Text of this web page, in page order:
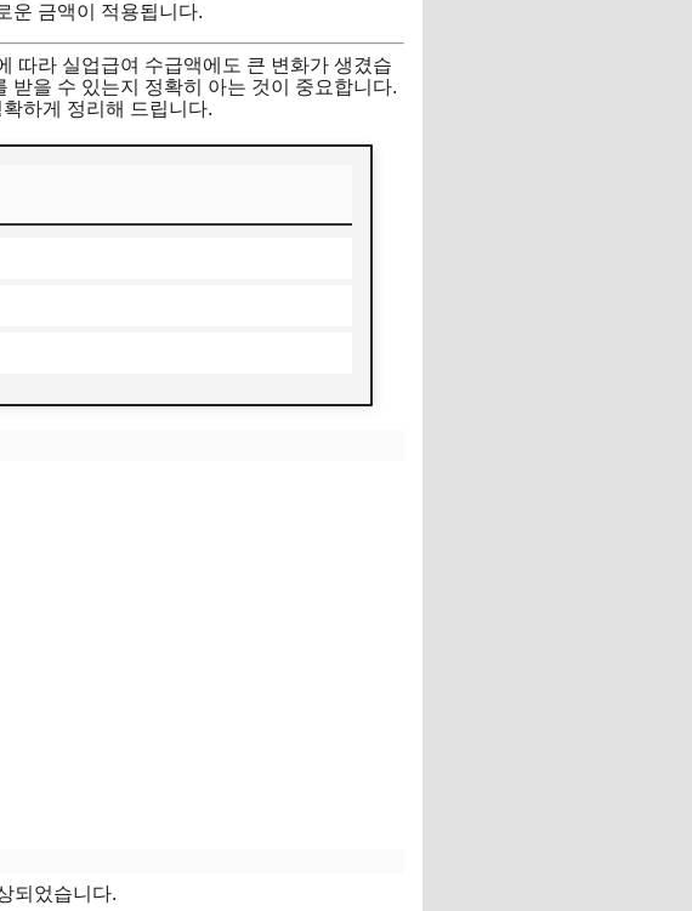
운 금액이 적용됩니다.
따라 실업급여 수급액에도 큰 변화가 생겼습
받을 수 있는지 정확히 아는 것이 중요합니다.
하게 정리해 드립니다.
되었습니다.